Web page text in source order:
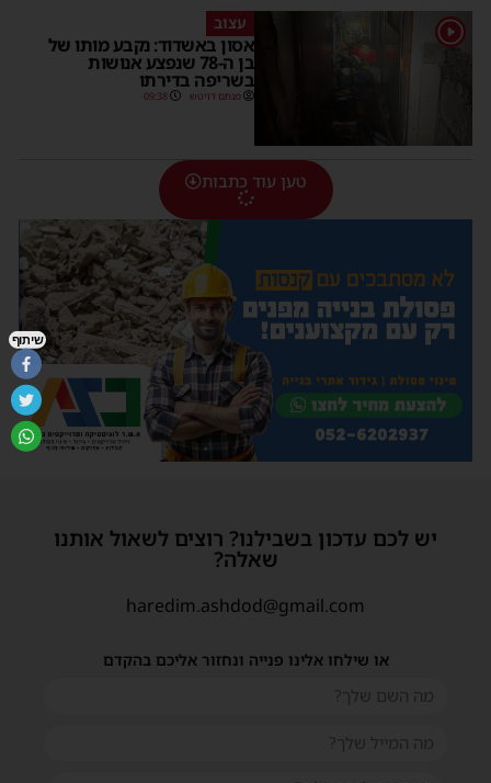
1 עצוב
אסון באשדוד: נקבע מותו של
בן ה-78 שנפצע אנושות
בשריפה בדירתו
מנחם דויטש 09:38
טען עוד כתבות
יש לכם עדכון בשבילנו? רוצים לשאול אותנו
שאלה?
haredim.ashdod@gmail.com
או שילחו אלינו פנייה ונחזור אליכם בהקדם
שיתוף